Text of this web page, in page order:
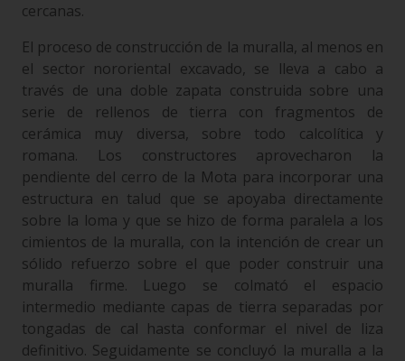
cercanas.
El proceso de construcción de la muralla, al menos en
el sector nororiental excavado, se lleva a cabo a
través de una doble zapata construida sobre una
serie de rellenos de tierra con fragmentos de
cerámica muy diversa, sobre todo calcolítica y
romana. Los constructores aprovecharon la
pendiente del cerro de la Mota para incorporar una
estructura en talud que se apoyaba directamente
sobre la loma y que se hizo de forma paralela a los
cimientos de la muralla, con la intención de crear un
sólido refuerzo sobre el que poder construir una
muralla firme. Luego se colmató el espacio
intermedio mediante capas de tierra separadas por
tongadas de cal hasta conformar el nivel de liza
definitivo. Seguidamente se concluyó la muralla a la